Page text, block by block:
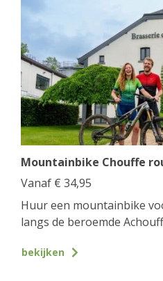
Mountainbike Chouffe
Vanaf € 34,95
Huur een mountainbike
langs de beroemde
bekijken